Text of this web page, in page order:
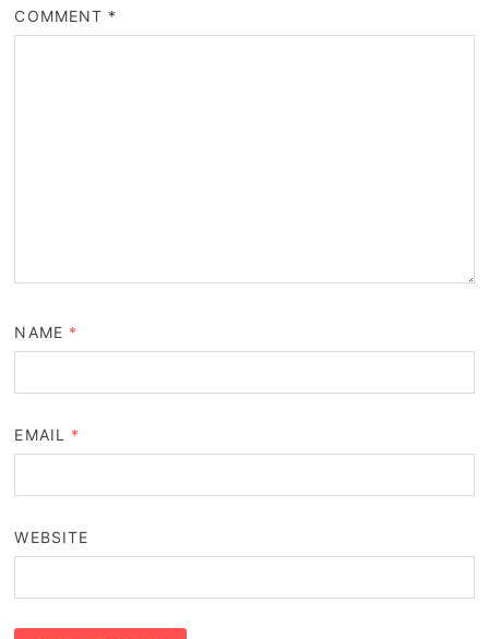
COMMENT *
NAME *
EMAIL *
WEBSITE